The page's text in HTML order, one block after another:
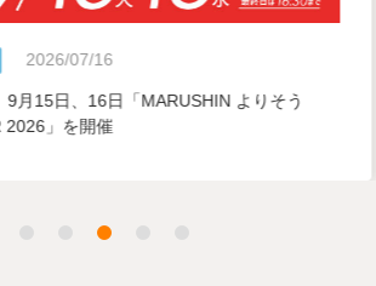
2026/07/07
8/4開催「若手採用に効く求人の作り方と
ック」無料オンラインセミナー